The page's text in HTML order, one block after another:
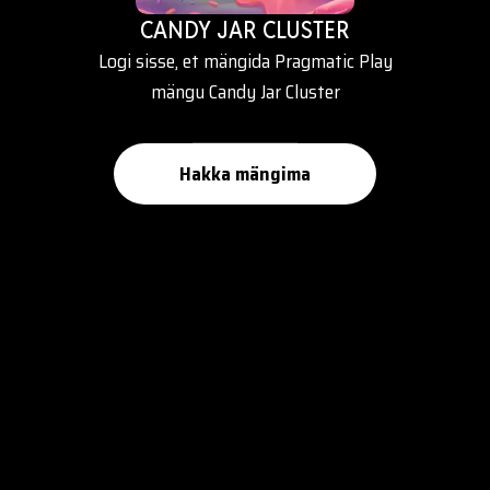
CANDY JAR CLUSTER
Logi sisse, et mängida Pragmatic Play
mängu Candy Jar Cluster
Hakka mängima